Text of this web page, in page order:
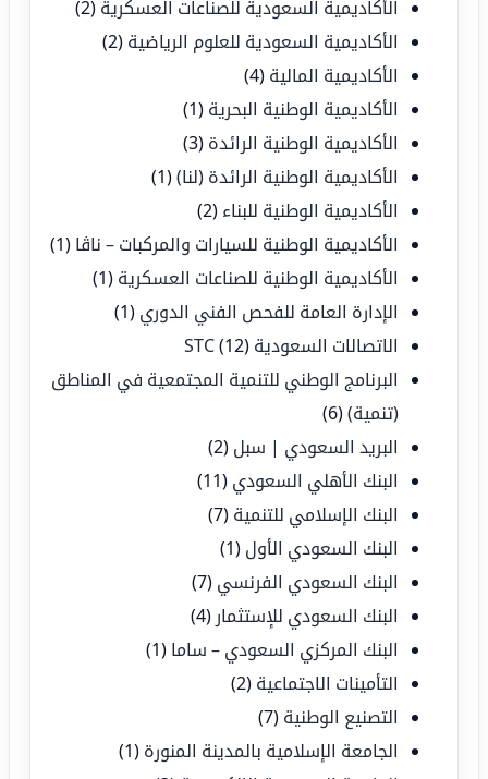
الأكاديمية السعودية للصناعات العسكرية (2)
الأكاديمية السعودية للعلوم الرياضية (2)
الأكاديمية المالية (4)
الأكاديمية الوطنية البحرية (1)
الأكاديمية الوطنية الرائدة (3)
الأكاديمية الوطنية الرائدة (لنا)(1)
الأكاديمية الوطنية للبناء (2)
الأكاديمية الوطنية للسيارات والمركبات – ناڤا (1)
الأكاديمية الوطنية للصناعات العسكرية (1)
الإدارة العامة للفحص الفني الدوري (1)
الاتصالات السعودية STC (12)
البرنامج الوطني للتنمية المجتمعية في المناطق
(تنمية)(6)
البريد السعودي | سبل (2)
البنك الأهلي السعودي (11)
البنك الإسلامي للتنمية (7)
البنك السعودي الأول (1)
البنك السعودي الفرنسي (7)
البنك السعودي للإستثمار (4)
البنك المركزي السعودي – ساما (1)
التأمينات الاجتماعية (2)
التصنيع الوطنية (7)
الجامعة الإسلامية بالمدينة المنورة (1)